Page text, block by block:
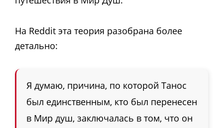
На Reddit эта теория разобрана более
детально:
Я думаю, причина, по которой Танос
был единственным, кто был перенесен
в Мир душ, заключалась в том, что он